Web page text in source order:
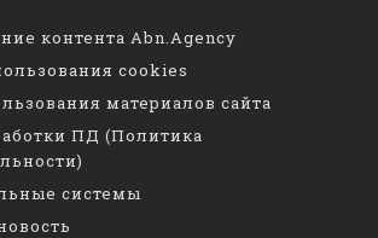
контента Abn.Agency
cookies
материалов сайта
ПД (Политика
системы